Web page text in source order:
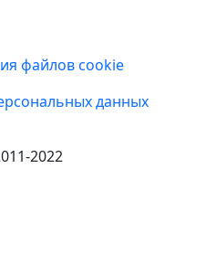
файлов cookie
данных
2022